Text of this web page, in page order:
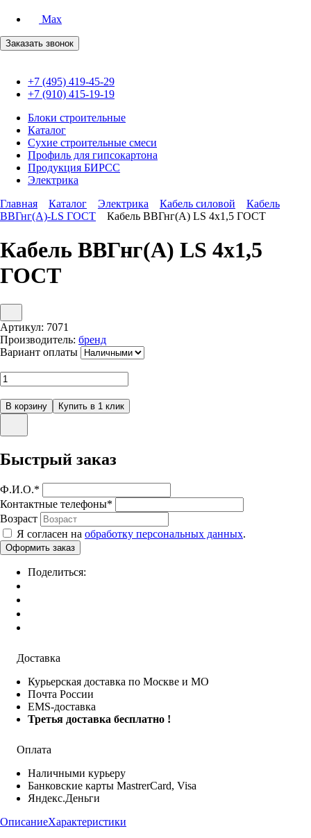
Max
Заказать звонок
+7 (495) 419-45-29
+7 (910) 415-19-19
Блоки строительные
Каталог
Сухие строительные смеси
Профиль для гипсокартона
Продукция БИРСС
Электрика
Главная
Каталог Электрика Кабель силовой
Кабель
ВВГнг(А)-LS ГОСТ
Кабель ВВГнг(А) LS 4х1,5 ГОСТ
Кабель ВВГнг(А) LS 4х1,5
ГОСТ
Артикул: 7071
Производитель: бренд
Вариант оплаты
Быстрый заказ
Ф.И.О.*
Контактные телефоны*
Возраст
Я согласен на обработку персональных данных.
Поделиться:
Доставка
Курьерская доставка по Москве и МО
Почта России
EMS-доставка
Третья доставка бесплатно !
Оплата
Наличными курьеру
Банковские карты MastrerCard, Visa
Яндекс.Деньги
ОписаниеХарактеристики